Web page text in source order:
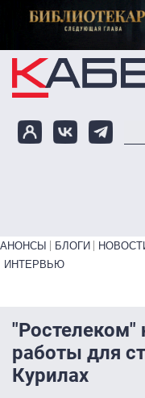
Перейти к основному
Primary links bottom
АНОНСЫ БЛОГИ
ИНТЕРВЬЮ
"Ростелеком"
работы для
Курилах